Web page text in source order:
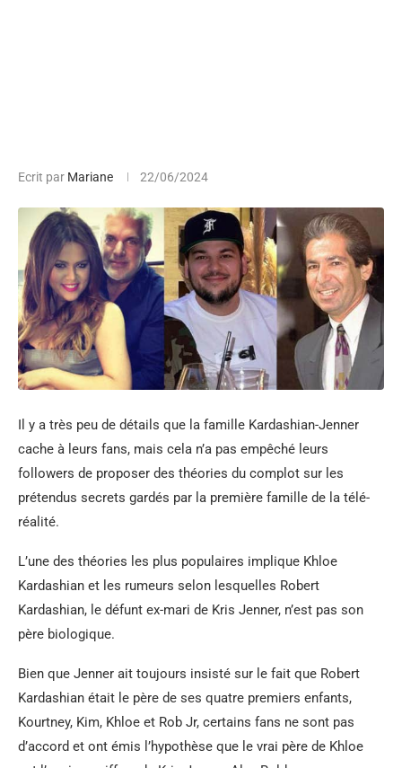
Ecrit par Mariane 22/06/2024
Il y a très peu de détails que la famille Kardashian-Jenner
cache à leurs fans, mais cela n’a pas empêché leurs
followers de proposer des théories du complot sur les
prétendus secrets gardés par la première famille de la télé-
réalité.
L’une des théories les plus populaires implique Khloe
Kardashian et les rumeurs selon lesquelles Robert
Kardashian, le défunt ex-mari de Kris Jenner, n’est pas son
père biologique.
Bien que Jenner ait toujours insisté sur le fait que Robert
Kardashian était le père de ses quatre premiers enfants,
Kourtney, Kim, Khloe et Rob Jr, certains fans ne sont pas
d’accord et ont émis l’hypothèse que le vrai père de Khloe